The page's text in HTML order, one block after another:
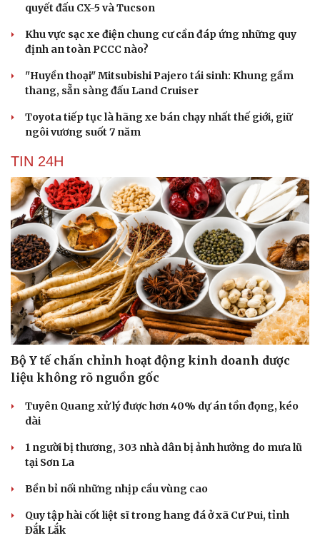
quyết đấu CX-5 và Tucson
Khu vực sạc xe điện chung cư cần đáp ứng những quy
định an toàn PCCC nào?
"Huyền thoại" Mitsubishi Pajero tái sinh: Khung gầm
thang, sẵn sàng đấu Land Cruiser
Toyota tiếp tục là hãng xe bán chạy nhất thế giới, giữ
ngôi vương suốt 7 năm
TIN 24H
Bộ Y tế chấn chỉnh hoạt động kinh doanh dược
liệu không rõ nguồn gốc
Tuyên Quang xử lý được hơn 40% dự án tồn đọng, kéo
dài
1 người bị thương, 303 nhà dân bị ảnh hưởng do mưa lũ
tại Sơn La
Bền bỉ nối những nhịp cầu vùng cao
Quy tập hài cốt liệt sĩ trong hang đá ở xã Cư Pui, tỉnh
Đắk Lắk